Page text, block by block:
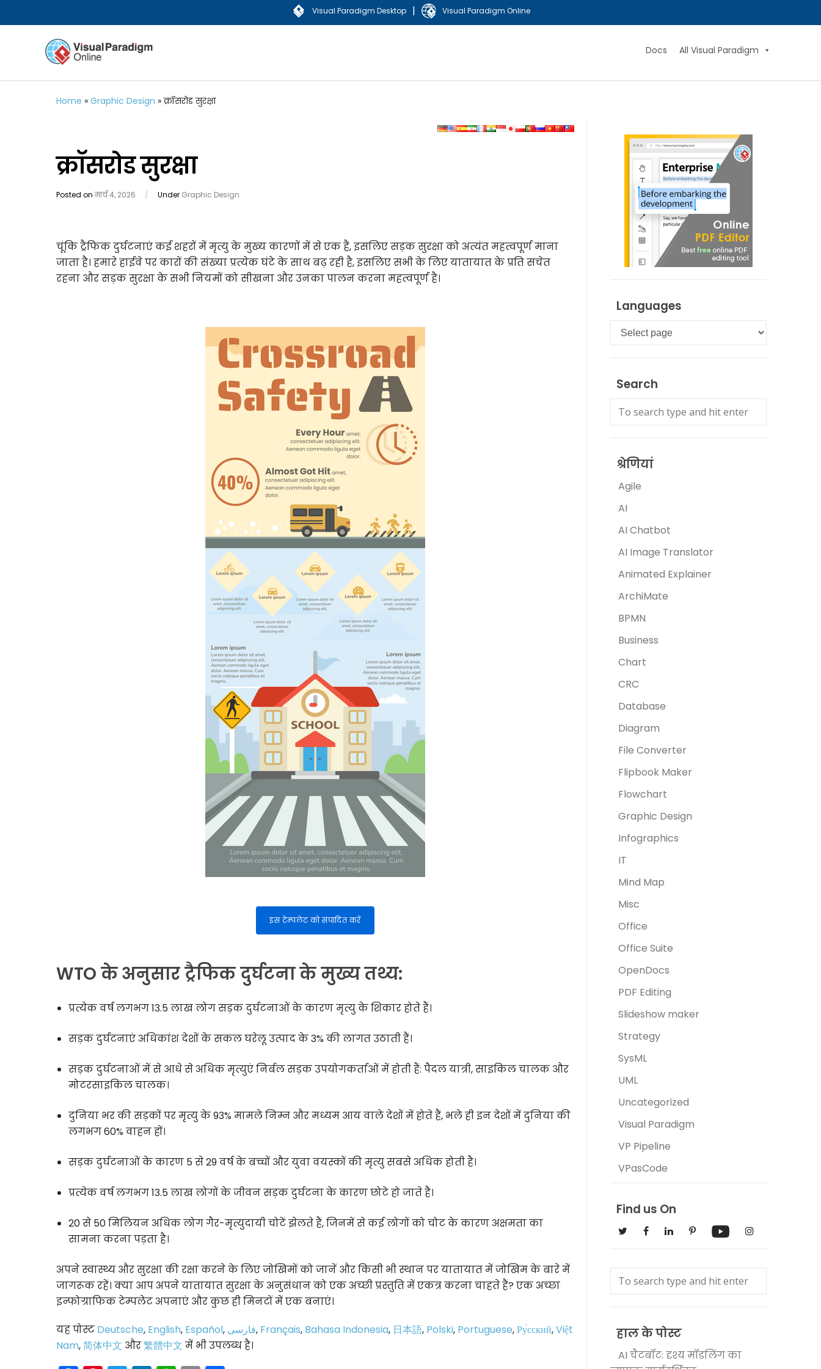
Visual Paradigm Desktop | Visual Paradigm Online
Docs All Visual Paradigm
Home » Graphic Design »क्रॉसरोड सुरक्षा
क्रॉसरोड सुरक्षा
Posted onमार्च 4, 2026 / Under Graphic Design
चूंकि ट्रैफिक दुर्घटनाएं कई शहरों में मृत्यु के मुख्य कारणों में से एक हैं, इसलिए सड़क सुरक्षा को अत्यंत महत्वपूर्ण माना
जाता है। हमारे हाईवे पर कारों की संख्या प्रत्येक घंटे के साथ बढ़ रही है, इसलिए सभी के लिए यातायात के प्रति सचेत
रहना और सड़क सुरक्षा के सभी नियमों को सीखना और उनका पालन करना महत्वपूर्ण है।
इस टेम्पलेट को संपादित करें
WTO के अनुसार ट्रैफिक दुर्घटना के मुख्य तथ्य:
प्रत्येक वर्ष लगभग 13.5 लाख लोग सड़क दुर्घटनाओं के कारण मृत्यु के शिकार होते हैं।
सड़क दुर्घटनाएं अधिकांश देशों के सकल घरेलू उत्पाद के 3% की लागत उठाती हैं।
सड़क दुर्घटनाओं में से आधे से अधिक मृत्युएं निर्बल सड़क उपयोगकर्ताओं में होती हैं: पैदल यात्री, साइकिल चालक और
मोटरसाइकिल चालक।
दुनिया भर की सड़कों पर मृत्यु के 93% मामले निम्न और मध्यम आय वाले देशों में होते हैं, भले ही इन देशों में दुनिया की
लगभग 60% वाहन हों।
सड़क दुर्घटनाओं के कारण 5 से 29 वर्ष के बच्चों और युवा वयस्कों की मृत्यु सबसे अधिक होती है।
प्रत्येक वर्ष लगभग 13.5 लाख लोगों के जीवन सड़क दुर्घटना के कारण छोटे हो जाते हैं।
20 से 50 मिलियन अधिक लोग गैर-मृत्युदायी चोटें झेलते हैं, जिनमें से कई लोगों को चोट के कारण अक्षमता का
सामना करना पड़ता है।
अपने स्वास्थ्य और सुरक्षा की रक्षा करने के लिए जोखिमों को जानें और किसी भी स्थान पर यातायात में जोखिम के बारे में
जागरूक रहें। क्या आप अपने यातायात सुरक्षा के अनुसंधान को एक अच्छी प्रस्तुति में एकत्र करना चाहते हैं? एक अच्छा
इन्फोग्राफिक टेम्पलेट अपनाएं और कुछ ही मिनटों में एक बनाएं।
यह पोस्ट Deutsche, English, Español, فارسی, Français, Bahasa Indonesia, 日本語, Polski, Portuguese,Ру́сский,Việt
Nam,简体中文 और繁體中文 में भी उपलब्ध है।
Languages
Languages
Search
श्रेणियां
Agile
AI
AI Chatbot
AI Image Translator
Animated Explainer
ArchiMate
BPMN
Business
Chart
CRC
Database
Diagram
File Converter
Flipbook Maker
Flowchart
Graphic Design
Infographics
IT
Mind Map
Misc
Office
Office Suite
OpenDocs
PDF Editing
Slideshow maker
Strategy
SysML
UML
Uncategorized
Visual Paradigm
VP Pipeline
VPasCode
Find us On
हाल के पोस्ट
AI चैटबॉट: दृश्य मॉडलिंग का